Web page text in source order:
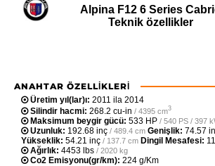
Alpina F12 6 Series
Teknik özellikler
ANAHTAR ÖZELLIKLERI
Üretim yıl(lar)ı: 2011 ila 2014
Silindir hacmi: 268.2 cu-in / 4395 cm3
Maksimum beygir gücü: 533 HP / 540 PS / 397
Uzunluk: 192.68 inç / 489.4 cm Genişlik: 74.57
Yükseklik: 54.21 inç / 137.7 cm Dingil Mesafesi:
Ağırlık: 4453 lbs / 2020 kg
Co2 Emisyonu(gr/km): 224 g/Km